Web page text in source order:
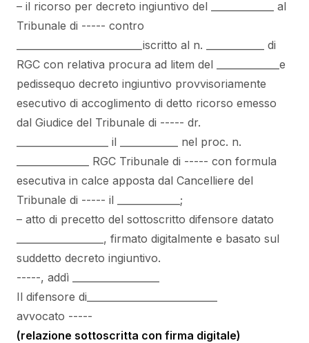
– il ricorso per decreto ingiuntivo del _____________ al
Tribunale di ----- contro
__________________________iscritto al n. ____________ di
RGC con relativa procura ad litem del _____________e
pedissequo decreto ingiuntivo provvisoriamente
esecutivo di accoglimento di detto ricorso emesso
dal Giudice del Tribunale di ----- dr.
___________________ il ____________ nel proc. n.
_______________ RGC Tribunale di ----- con formula
esecutiva in calce apposta dal Cancelliere del
Tribunale di ----- il _____________;
– atto di precetto del sottoscritto difensore datato
__________________, firmato digitalmente e basato sul
suddetto decreto ingiuntivo.
-----, addì __________________
Il difensore di___________________________
avvocato -----
(relazione sottoscritta con firma digitale)